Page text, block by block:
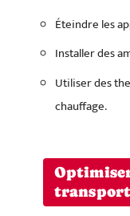
Éteindre les
Installer des
Utiliser des
chauffage.
transport